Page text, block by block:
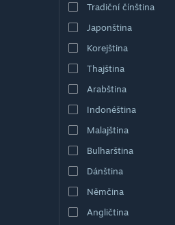
Tradiční čínština
Japonština
Korejština
Thajština
Arabština
Indonéština
Malajština
Bulharština
Dánština
Němčina
Angličtina